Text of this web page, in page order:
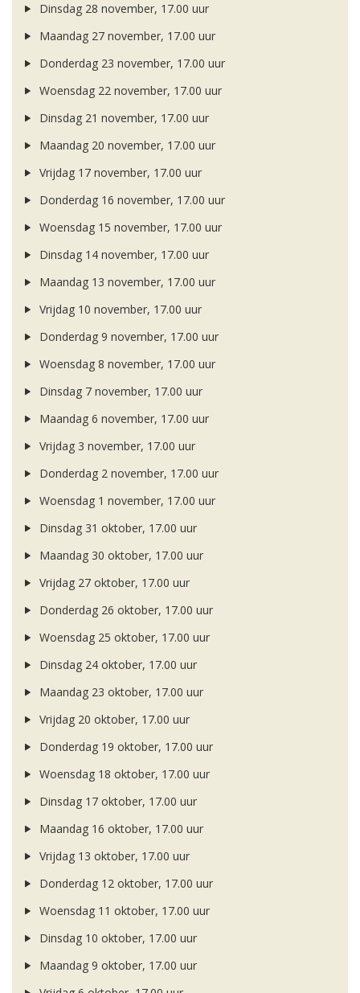
Dinsdag 28 november, 17.00 uur
Maandag 27 november, 17.00 uur
Donderdag 23 november, 17.00 uur
Woensdag 22 november, 17.00 uur
Dinsdag 21 november, 17.00 uur
Maandag 20 november, 17.00 uur
Vrijdag 17 november, 17.00 uur
Donderdag 16 november, 17.00 uur
Woensdag 15 november, 17.00 uur
Dinsdag 14 november, 17.00 uur
Maandag 13 november, 17.00 uur
Vrijdag 10 november, 17.00 uur
Donderdag 9 november, 17.00 uur
Woensdag 8 november, 17.00 uur
Dinsdag 7 november, 17.00 uur
Maandag 6 november, 17.00 uur
Vrijdag 3 november, 17.00 uur
Donderdag 2 november, 17.00 uur
Woensdag 1 november, 17.00 uur
Dinsdag 31 oktober, 17.00 uur
Maandag 30 oktober, 17.00 uur
Vrijdag 27 oktober, 17.00 uur
Donderdag 26 oktober, 17.00 uur
Woensdag 25 oktober, 17.00 uur
Dinsdag 24 oktober, 17.00 uur
Maandag 23 oktober, 17.00 uur
Vrijdag 20 oktober, 17.00 uur
Donderdag 19 oktober, 17.00 uur
Woensdag 18 oktober, 17.00 uur
Dinsdag 17 oktober, 17.00 uur
Maandag 16 oktober, 17.00 uur
Vrijdag 13 oktober, 17.00 uur
Donderdag 12 oktober, 17.00 uur
Woensdag 11 oktober, 17.00 uur
Dinsdag 10 oktober, 17.00 uur
Maandag 9 oktober, 17.00 uur